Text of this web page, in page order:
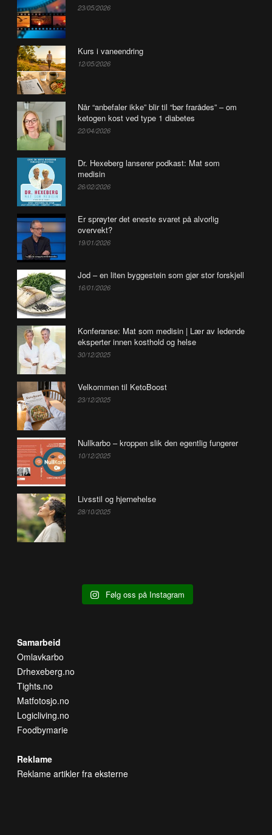
23/05/2026
Kurs i vaneendring
12/05/2026
Når “anbefaler ikke” blir til “bør frarådes” – om
ketogen kost ved type 1 diabetes
22/04/2026
Dr. Hexeberg lanserer podkast: Mat som
medisin
26/02/2026
Er sprøyter det eneste svaret på alvorlig
overvekt?
19/01/2026
Jod – en liten byggestein som gjør stor forskjell
16/01/2026
Konferanse: Mat som medisin | Lær av ledende
eksperter innen kosthold og helse
30/12/2025
Velkommen til KetoBoost
23/12/2025
Nullkarbo – kroppen slik den egentlig fungerer
10/12/2025
Livsstil og hjernehelse
28/10/2025
Følg oss på Instagram
Samarbeid
Omlavkarbo
Drhexeberg.no
Tights.no
Matfotosjo.no
Logicliving.no
Foodbymarie
Reklame
Reklame artikler fra eksterne